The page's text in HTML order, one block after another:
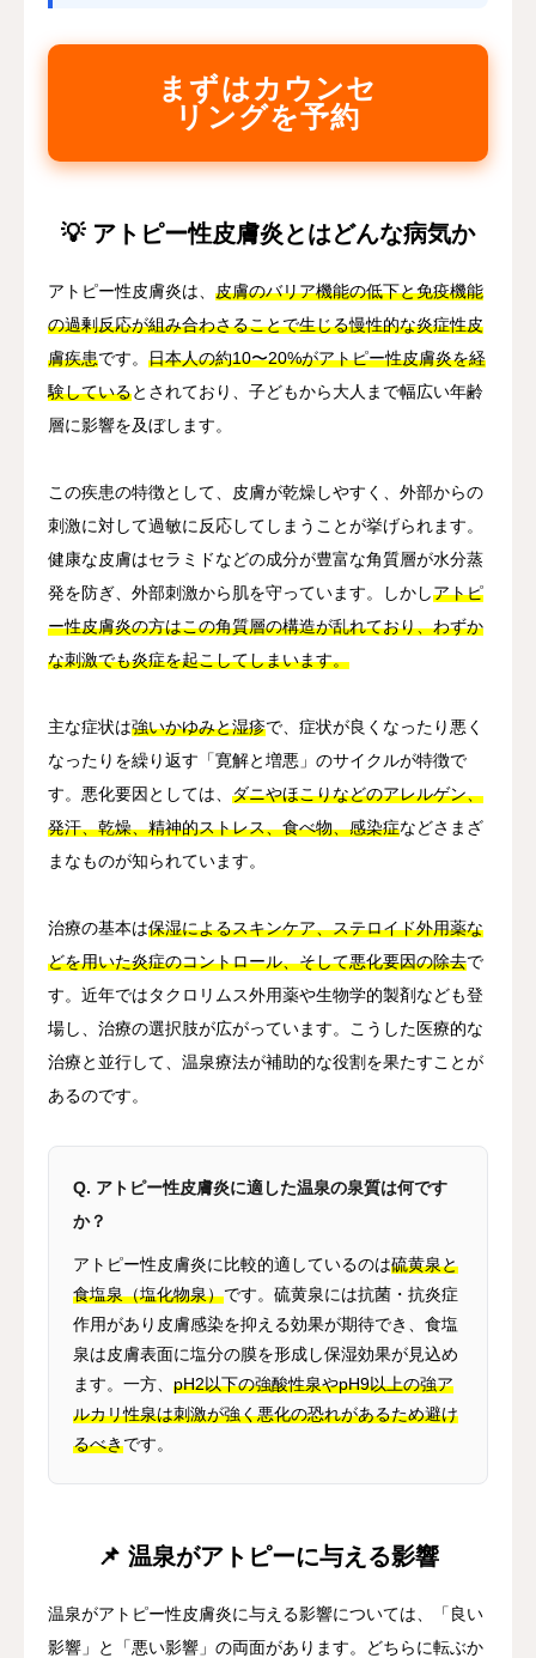
まずはカウンセ
リングを予約
💡 アトピー性皮膚炎とはどんな病気か
アトピー性皮膚炎は、 皮膚のバリア機能の低下と免疫機能
の過剰反応が組み合わさることで生じる慢性的な炎症性皮
膚疾患です。 日本人の約10〜20%がアトピー性皮膚炎を経
験しているとされており、子どもから大人まで幅広い年齢
層に影響を及ぼします。
この疾患の特徴として、皮膚が乾燥しやすく、外部からの
刺激に対して過敏に反応してしまうことが挙げられます。
健康な皮膚はセラミドなどの成分が豊富な角質層が水分蒸
発を防ぎ、外部刺激から肌を守っています。しかしアトピ
ー性皮膚炎の方はこの角質層の構造が乱れており、わずか
な刺激でも炎症を起こしてしまいます。
主な症状は強いかゆみと湿疹で、症状が良くなったり悪く
なったりを繰り返す「寛解と増悪」のサイクルが特徴で
す。悪化要因としては、 ダニやほこりなどのアレルゲン、
発汗、乾燥、精神的ストレス、食べ物、感染症などさまざ
まなものが知られています。
治療の基本は保湿によるスキンケア、ステロイド外用薬な
どを用いた炎症のコントロール、そして悪化要因の除去で
す。近年ではタクロリムス外用薬や生物学的製剤なども登
場し、治療の選択肢が広がっています。こうした医療的な
治療と並行して、温泉療法が補助的な役割を果たすことが
あるのです。
Q. アトピー性皮膚炎に適した温泉の泉質は何です
か？
アトピー性皮膚炎に比較的適しているのは硫黄泉と
食塩泉（塩化物泉）です。硫黄泉には抗菌・抗炎症
作用があり皮膚感染を抑える効果が期待でき、食塩
泉は皮膚表面に塩分の膜を形成し保湿効果が見込め
ます。一方、 pH2以下の強酸性泉やpH9以上の強ア
ルカリ性泉は刺激が強く悪化の恐れがあるため避け
るべきです。
📌 温泉がアトピーに与える影響
温泉がアトピー性皮膚炎に与える影響については、「良い
影響」と「悪い影響」の両面があります。どちらに転ぶか